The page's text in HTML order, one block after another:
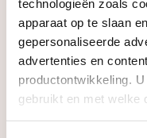
technologieën zoals
apparaat op te slaan
gepersonaliseerde
advertenties en
productontwikkeling.
gebruikt en met welke
De Vries steeds
dichterbij komen.
ik voelde niets voor n
Met de armen